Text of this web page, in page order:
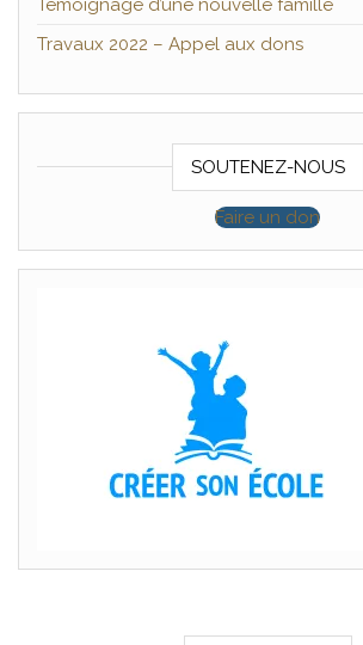
Témoignage d’une nouvelle famille
Travaux 2022 – Appel aux dons
SOUTENEZ-NOUS
Faire un don